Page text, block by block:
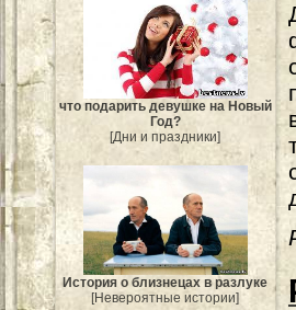
что подарить девушке на Новый
Год?
[Дни и праздники]
История о близнецах в разлуке
[Невероятные истории]